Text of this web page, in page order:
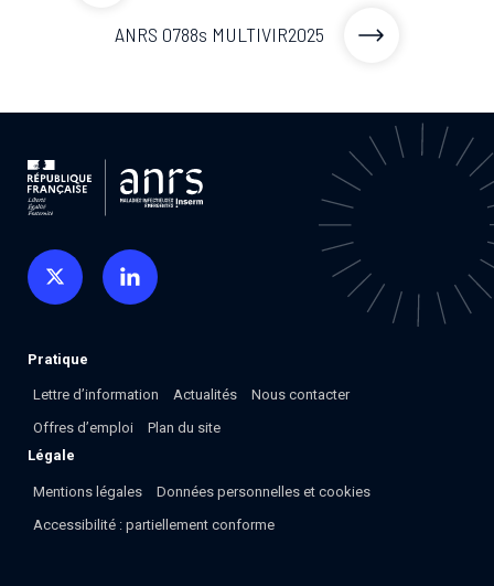
ANRS 0788s MULTIVIR2025
Pratique
Lettre d’information Actualités
Nous contacter
Offres d’emploi
Plan du site
Légale
Mentions légales
Données personnelles et cookies
Accessibilité : partiellement conforme